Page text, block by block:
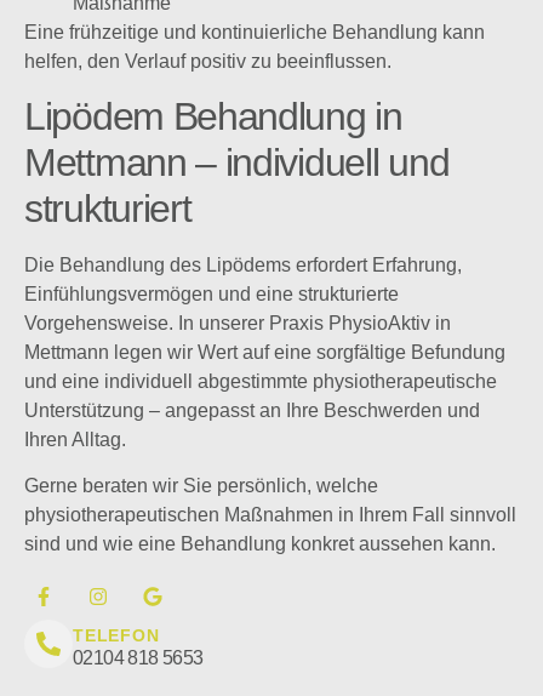
Eine frühzeitige und kontinuierliche Behandlung kann
helfen, den Verlauf positiv zu beeinflussen.
Lipödem Behandlung in
Mettmann – individuell und
strukturiert
Die Behandlung des Lipödems erfordert Erfahrung,
Einfühlungsvermögen und eine strukturierte
Vorgehensweise. In unserer Praxis PhysioAktiv in
Mettmann legen wir Wert auf eine sorgfältige Befundung
und eine individuell abgestimmte physiotherapeutische
Unterstützung – angepasst an Ihre Beschwerden und
Ihren Alltag.
Gerne beraten wir Sie persönlich, welche
physiotherapeutischen Maßnahmen in Ihrem Fall sinnvoll
sind und wie eine Behandlung konkret aussehen kann.
TELEFON
02104 818 5653